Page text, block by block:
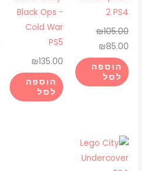
2 PS4
₪105.00
₪85.00
הוספה
לסל
Black Ops -
Cold War
PS5
₪135.00
הוספה
לסל